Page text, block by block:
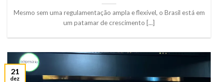
Mesmo sem uma regulamentação ampla e flexível, o Brasil está em
um patamar de crescimento [...]
21
dez